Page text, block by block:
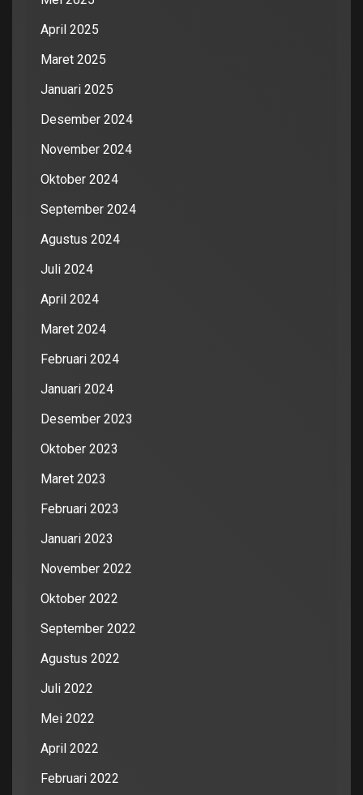
April 2025
Maret 2025
Januari 2025
Desember 2024
November 2024
Oktober 2024
September 2024
Agustus 2024
Juli 2024
April 2024
Maret 2024
Februari 2024
Januari 2024
Desember 2023
Oktober 2023
Maret 2023
Februari 2023
Januari 2023
November 2022
Oktober 2022
September 2022
Agustus 2022
Juli 2022
Mei 2022
April 2022
Februari 2022